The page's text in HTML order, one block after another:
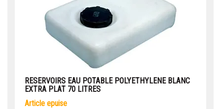
RESERVOIRS EAU POTABLE POLYETHYLENE BLANC
EXTRA PLAT 70 LITRES
article epuise